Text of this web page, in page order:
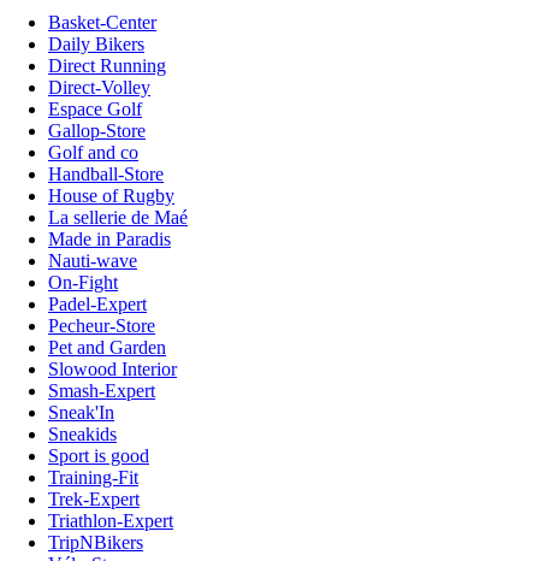
Basket-Center
Daily Bikers
Direct Running
Direct-Volley
Espace Golf
Gallop-Store
Golf and co
Handball-Store
House of Rugby
La sellerie de Maé
Made in Paradis
Nauti-wave
On-Fight
Padel-Expert
Pecheur-Store
Pet and Garden
Slowood Interior
Smash-Expert
Sneak'In
Sneakids
Sport is good
Training-Fit
Trek-Expert
Triathlon-Expert
TripNBikers